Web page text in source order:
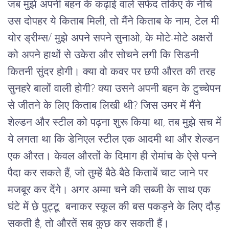
जब मुझे अपनी बहन के कढ़ाई वाले सफेद तकिए के नीचे
उस दोपहर ये किताब मिली, तो मैंने किताब के नाम, टेल मी
योर ड्रीम्स/ मुझे अपने सपने सुनाओ, के मोटे-मोटे अक्षरों
को अपने हाथों से उकेरा और सोचने लगी कि सिडनी
कितनी सुंदर होगी। क्या वो कवर पर छपी औरत की तरह
सुनहरे बालों वाली होगी? क्या उसने अपनी बहन के टुच्चेपन
से जीतने के लिए किताब लिखी थी? जिस उमर में मैंने
शेल्डन और स्टील को पढ़ना शुरू किया था, तब मुझे सच में
ये लगता था कि डेनिएल स्टील एक आदमी था और शेल्डन
एक औरत। केवल औरतों के दिमाग ही रोमांच के ऐसे पन्ने
पैदा कर सकते हैं, जो तुम्हें बैठे-बैठे किताबें चाट जाने पर
मजबूर कर देंगे। अगर अम्मा चने की सब्जी के साथ एक
घंटे में छे पुट्टू बनाकर स्कूल की बस पकड़ने के लिए दौड़
सकती है, तो औरतें सब कुछ कर सकती हैं।